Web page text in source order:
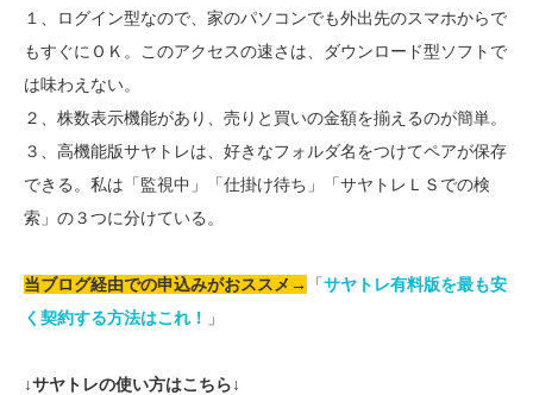
１、ログイン型なので、家のパソコンでも外出先のスマホからで
もすぐにＯＫ。このアクセスの速さは、ダウンロード型ソフトで
は味わえない。
２、株数表示機能があり、売りと買いの金額を揃えるのが簡単。
３、高機能版サヤトレは、好きなフォルダ名をつけてペアが保存
できる。私は「監視中」「仕掛け待ち」「サヤトレＬＳでの検
索」の３つに分けている。
当ブログ経由での申込みがおススメ→ 「サヤトレ有料版を最も安
く契約する方法はこれ！
」
↓サヤトレの使い方はこちら↓